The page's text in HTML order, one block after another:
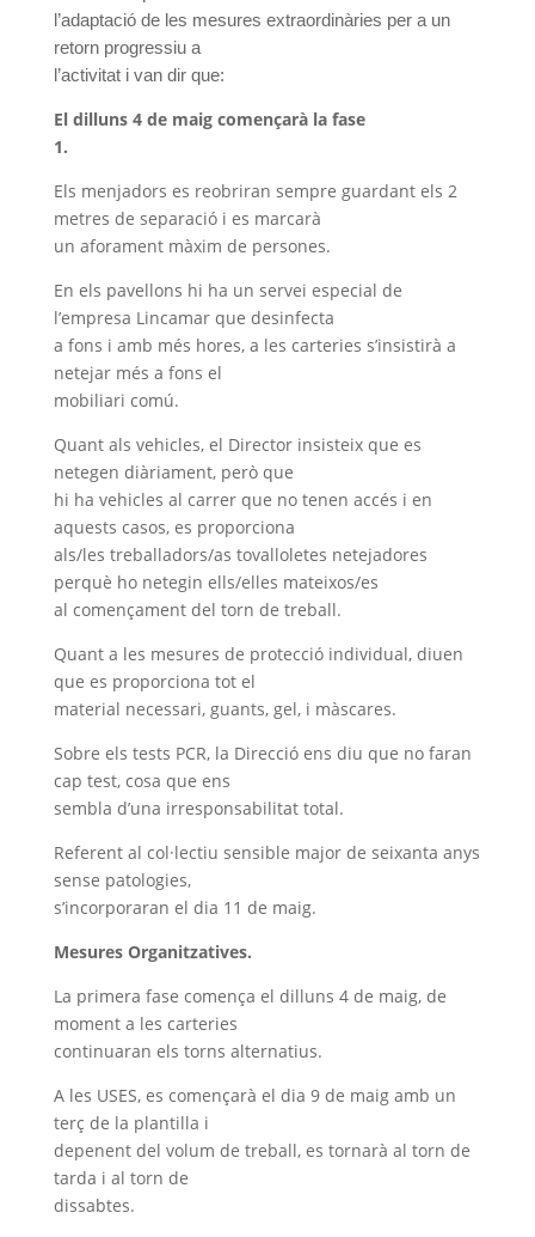
l’adaptació de les mesures extraordinàries per a un
retorn progressiu a
l’activitat i van dir que:
El dilluns 4 de maig començarà la fase
1.
Els menjadors es reobriran sempre guardant els 2
metres de separació i es marcarà
un aforament màxim de persones.
En els pavellons hi ha un servei especial de
l’empresa Lincamar que desinfecta
a fons i amb més hores, a les carteries s’insistirà a
netejar més a fons el
mobiliari comú.
Quant als vehicles, el Director insisteix que es
netegen diàriament, però que
hi ha vehicles al carrer que no tenen accés i en
aquests casos, es proporciona
als/les treballadors/as tovalloletes netejadores
perquè ho netegin ells/elles mateixos/es
al començament del torn de treball.
Quant a les mesures de protecció individual, diuen
que es proporciona tot el
material necessari, guants, gel, i màscares.
Sobre els tests PCR, la Direcció ens diu que no faran
cap test, cosa que ens
sembla d’una irresponsabilitat total.
Referent al col·lectiu sensible major de seixanta anys
sense patologies,
s’incorporaran el dia 11 de maig.
Mesures Organitzatives.
La primera fase comença el dilluns 4 de maig, de
moment a les carteries
continuaran els torns alternatius.
A les USES, es començarà el dia 9 de maig amb un
terç de la plantilla i
depenent del volum de treball, es tornarà al torn de
tarda i al torn de
dissabtes.